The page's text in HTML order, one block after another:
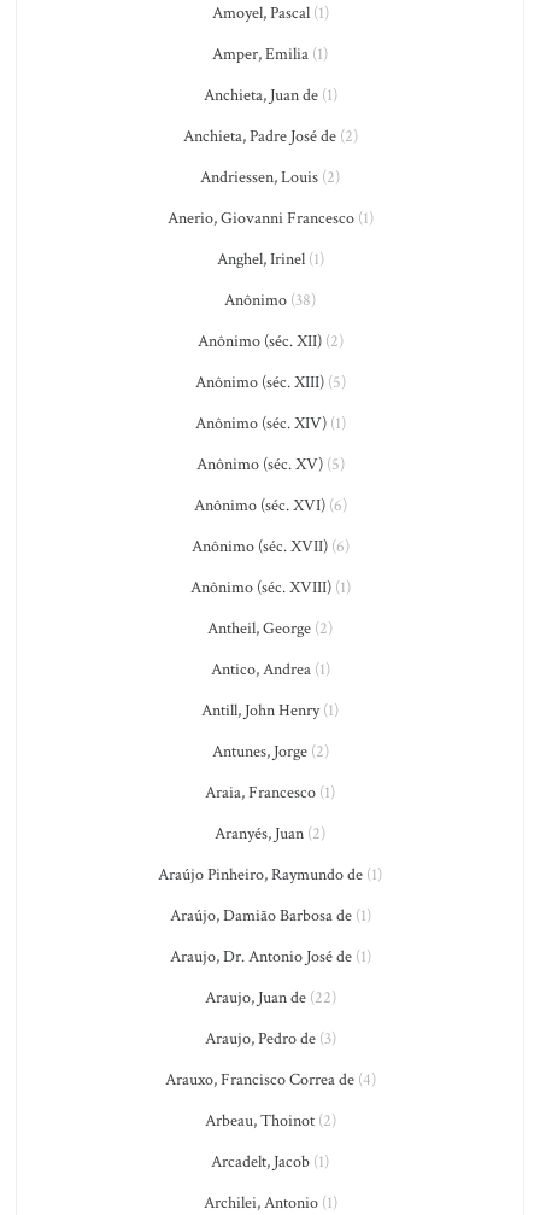
Amoyel, Pascal(1)
Amper, Emilia (1)
Anchieta, Juan de(1)
Anchieta, Padre José de(2)
Andriessen, Louis (2)
Anerio, Giovanni Francesco(1)
Anghel, Irinel(1)
Anônimo (38)
Anônimo (séc. XII)(2)
Anônimo (séc. XIII)(5)
Anônimo (séc. XIV)(1)
Anônimo (séc. XV)(5)
Anônimo (séc. XVI)(6)
Anônimo (séc. XVII)(6)
Anônimo (séc. XVIII)(1)
Antheil, George (2)
Antico, Andrea(1)
Antill, John Henry(1)
Antunes, Jorge(2)
Araia, Francesco (1)
Aranyés, Juan (2)
Araújo Pinheiro, Raymundo de (1)
Araújo, Damião Barbosa de(1)
Araujo, Dr. Antonio José de(1)
Araujo, Juan de(22)
Araujo, Pedro de(3)
Arauxo, Francisco Correa de(4)
Arbeau, Thoinot(2)
Arcadelt, Jacob (1)
Archilei, Antonio(1)